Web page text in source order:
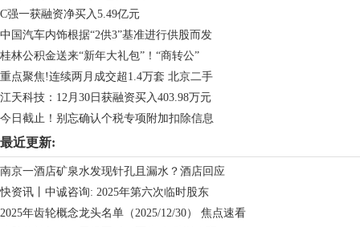
C强一获融资净买入5.49亿元
中国汽车内饰根据“2供3”基准进行供股而发
桂林公积金送来“新年大礼包”！“商转公”
重点聚焦!连续两月成交超1.4万套 北京二手
江天科技：12月30日获融资买入403.98万元
今日截止！别忘确认个税专项附加扣除信息
最近更新:
南京一酒店矿泉水发现针孔且漏水？酒店回应
快资讯丨中诚咨询: 2025年第六次临时股东
2025年齿轮概念龙头名单（2025/12/30） 焦点速看